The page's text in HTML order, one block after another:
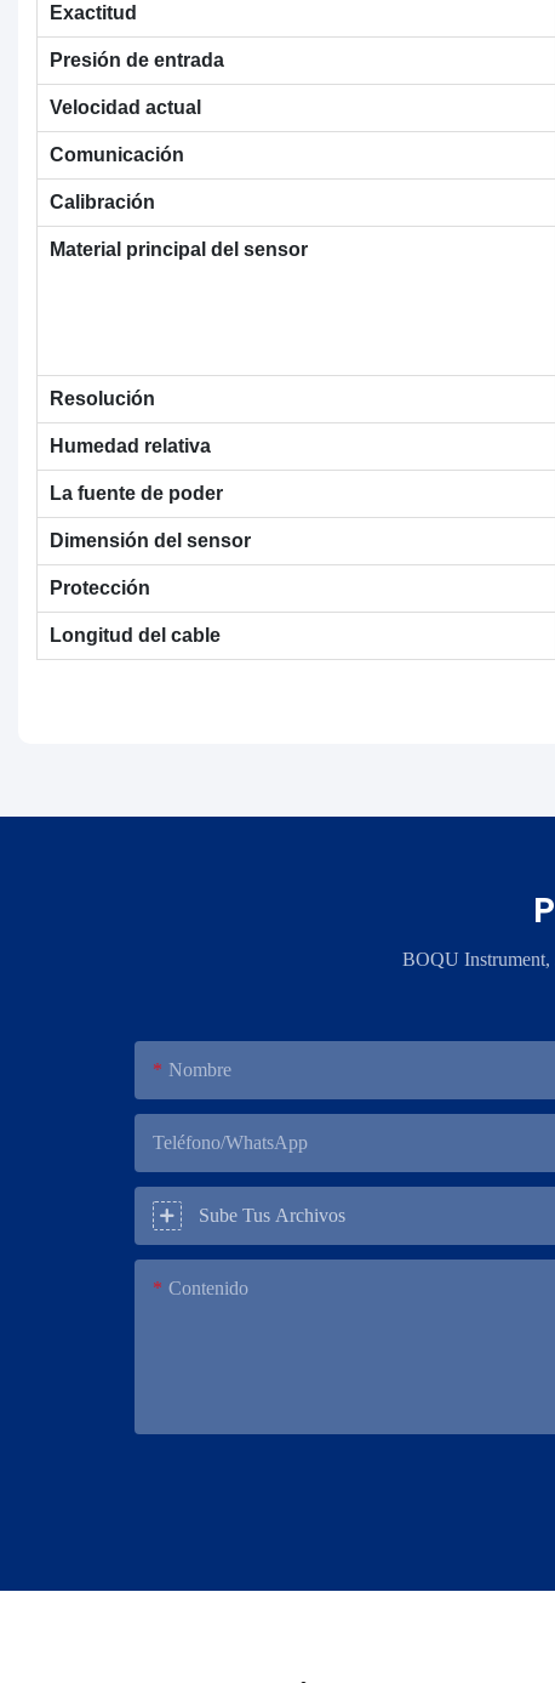
Exactitud
Presión de entrada
Velocidad actual
Comunicación
Calibración
Material principal del sensor
Resolución
Humedad relativa
La fuente de poder
Dimensión del sensor
Protección
Longitud del cable
BOQU Instrument,
Nombre
Teléfono/WhatsApp
Sube Tus Archivos
Contenido